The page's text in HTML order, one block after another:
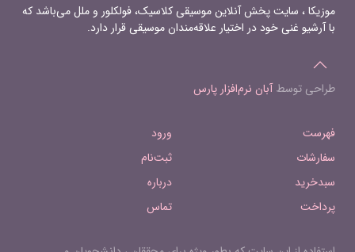
موزیکا ، سایت پخش آنلاین موسیقی کلاسیک، فولکلور و ملل می‌باشد که
با آرشیو غنی خود در اختیار علاقه‌مندان موسیقی قرار دارد.
طراحی توسطآبان نرم‌افزار پارس
فهرست
سفارشات
سبدخرید
پرداخت
ورود
ثبت‌نام
درباره
تماس